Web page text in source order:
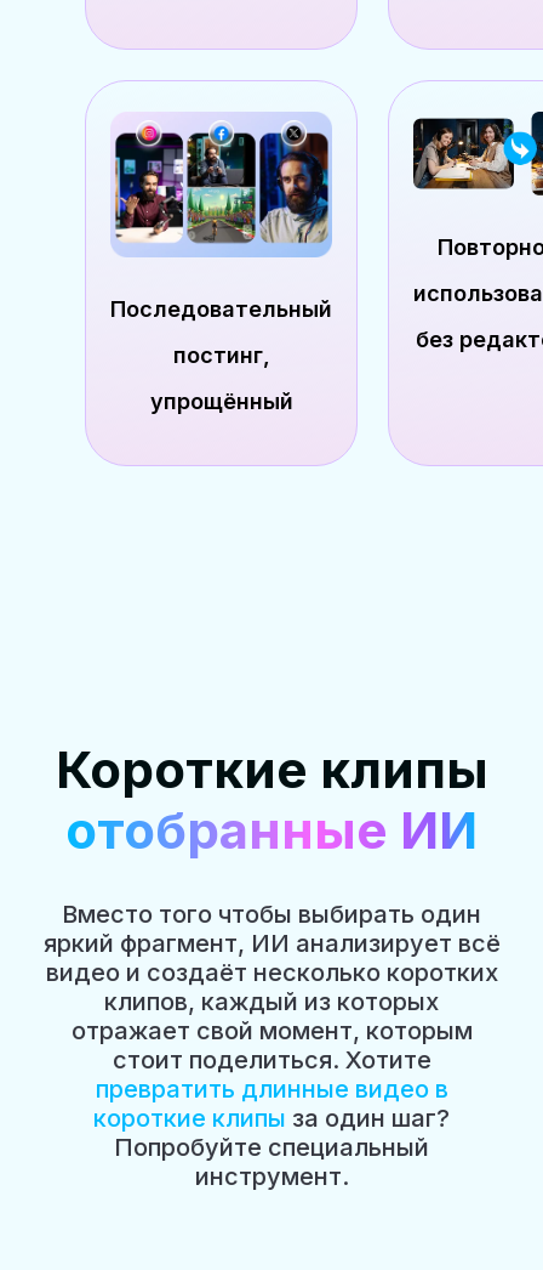
Последовательный
постинг,
упрощённый
без
Короткие клипы
отобранные ИИ
Вместо того чтобы выбирать один
яркий фрагмент, ИИ анализирует всё
видео и создаёт несколько коротких
клипов, каждый из которых
отражает свой момент, которым
стоит поделиться. Хотите
превратить длинные видео в
короткие клипы за один шаг?
Попробуйте специальный
инструмент.